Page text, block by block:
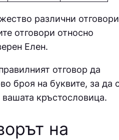
различни отговори
отговори относно
Елен.
отговор да
броя на буквите, за да
кръстословица.
на